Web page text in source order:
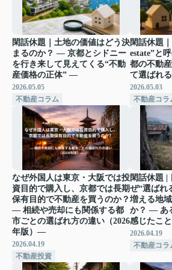
閑話休題｜土地の価値はどう決
まるのか？ ― 京都とシドニー
を行き来して見えてくる“不動
産価格の正体” ―
2026.05.05
不動産コラム
閑話休題
estate”と
都の不動
て選ばれ
2026.05.03
不動産コラ
なぜ外国人は東京・大阪では投
資目的で購入し、京都では長期
保有目的で不動産を買うのか？
― 相続や売却にも関係する都
市ごとの選ばれ方の違い（2026
年版）―
2026.04.19
不動産投資
閑話休題 |
ぜ“選ばれ
増える地
か？ ― あ
感じたこ
2026.04.19
不動産コラ